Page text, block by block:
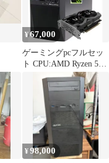
¥67,000
ゲーミングpcフルセッ
ト CPU:AMD Ryzen 5
¥98,000